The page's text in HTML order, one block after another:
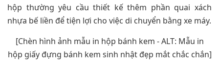
hộp thường yêu cầu thiết kế thêm phần quai xách
nhựa bế liền để tiện lợi cho việc di chuyển bằng xe máy.
[Chèn hình ảnh mẫu in hộp bánh kem - ALT: Mẫu in
hộp giấy đựng bánh kem sinh nhật đẹp mắt chắc chắn]